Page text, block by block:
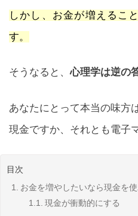
しかし、お金が増えるこ
す。
そうなると、心理学は逆の
あなたにとって本当の味方
現金ですか、それとも電子
目次
お金を増やしたいなら現金を
現金が衝動的にする